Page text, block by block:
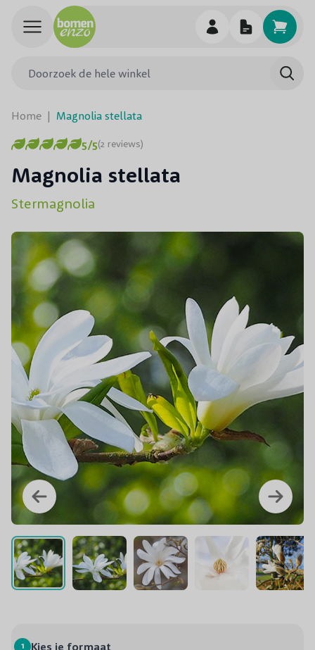
Ga naar de inhoud
Home | Magnolia stellata
5/5(2 reviews)
Magnolia stellata
Stermagnolia
1 Kies je formaat